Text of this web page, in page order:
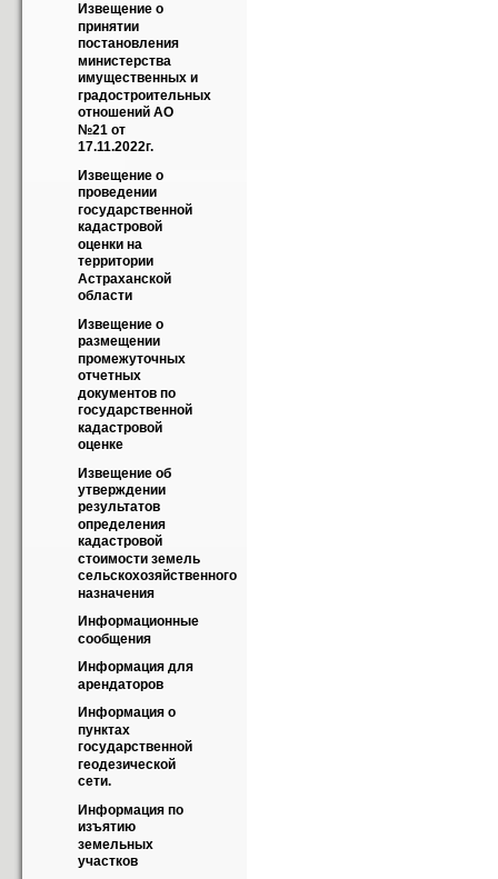
Извещение о
принятии
постановления
министерства
имущественных и
градостроительных
отношений АО
№21 от
17.11.2022г.
Извещение о
проведении
государственной
кадастровой
оценки на
территории
Астраханской
области
Извещение о
размещении
промежуточных
отчетных
документов по
государственной
кадастровой
оценке
Извещение об
утверждении
результатов
определения
кадастровой
стоимости земель
сельскохозяйственного
назначения
Информационные
сообщения
Информация для
арендаторов
Информация о
пунктах
государственной
геодезической
сети.
Информация по
изъятию
земельных
участков